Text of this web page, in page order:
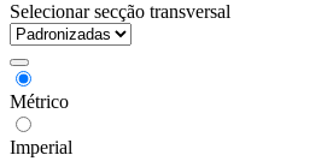
Selecionar secção transversal
Métrico
Imperial